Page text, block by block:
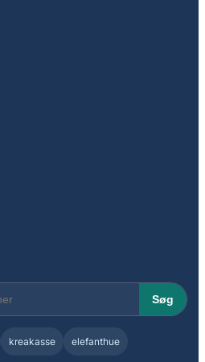
Søg
kreakasse elefanthue